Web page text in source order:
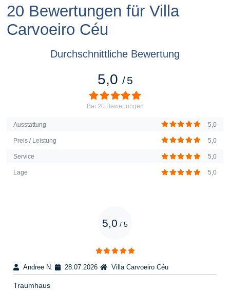
20 Bewertungen für Villa
Carvoeiro Céu
Durchschnittliche Bewertung
5,0 /5
Bei 20 Bewertungen
Ausstattung 5,0
Preis / Leistung 5,0
Service 5,0
Lage 5,0
5,0 / 5
Andree N. 28.07.2026 Villa Carvoeiro Céu
Traumhaus